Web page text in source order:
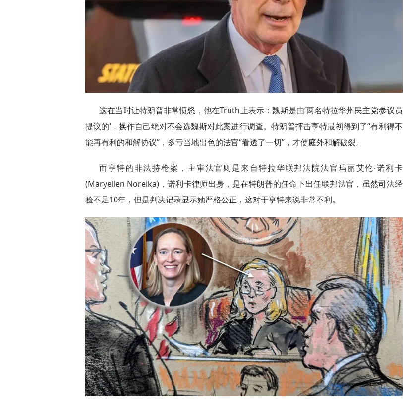
这在当时让特朗普非常愤怒，他在Truth上表示：魏斯是由‘两名特拉华州民主党参议员
提议的’，换作自己绝对不会选魏斯对此案进行调查。特朗普抨击亨特最初得到了“有利得不
能再有利的和解协议”，多亏当地出色的法官“看透了一切”，才使庭外和解破裂。
而亨特的非法持枪案，主审法官则是来自特拉华联邦法院法官玛丽艾伦‧诺利卡
(Maryellen Noreika)，诺利卡律师出身，是在特朗普的任命下出任联邦法官，虽然司法经
验不足10年，但是判决记录显示她严格公正，这对于亨特来说非常不利。